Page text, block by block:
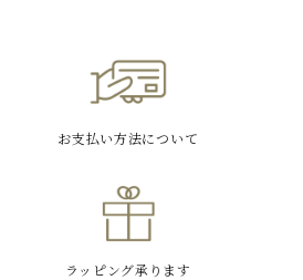
お支払い方法について
ラッピング承ります